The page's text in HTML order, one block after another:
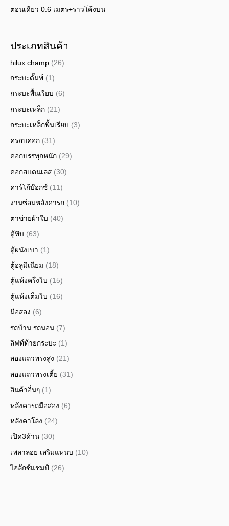
ตอนเดียว 0.6 เมตร+ราวโค้งบน
ประเภทสินค้า
hilux champ (26)
กระบะดั๊มพ์ (1)
กระบะพื้นเรียบ (6)
กระบะเหล็ก (21)
กระบะเหล็กพื้นเรียบ (3)
ครอบคอก (31)
คอกบรรทุกหนัก (29)
คอกสแตนเลส (30)
คาร์โก้บ๊อกซ์ (11)
งานซ่อมหลังคารถ (10)
ตาข่ายผ้าใบ (40)
ตู้ทึบ (63)
ตู้ผนังเบา (1)
ตู้อลูมิเนียม (18)
ตู้แห้งครึ่งใบ (15)
ตู้แห้งเต็มใบ (16)
มือสอง (6)
รถบ้าน รถนอน (7)
ลิฟท์ท้ายกระบะ (1)
สองแถวทรงสูง (21)
สองแถวทรงเตี้ย (31)
สินค้าอื่นๆ (1)
หลังคารถมือสอง (6)
หลังคาโล่ง (24)
เปิด3ด้าน (30)
เพลาลอย เสริมแหนบ (10)
ไฮลักซ์แชมป์ (26)